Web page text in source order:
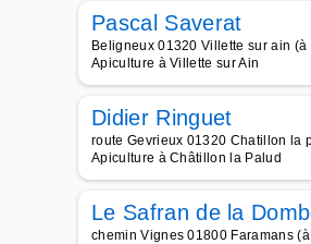
Pascal Saverat
Beligneux 01320 Villette sur ain
Apiculture à Villette sur Ain
Didier Ringuet
route Gevrieux 01320 Chatillon la
Apiculture à Châtillon la Palud
Le Safran de la
chemin Vignes 01800 Faramans